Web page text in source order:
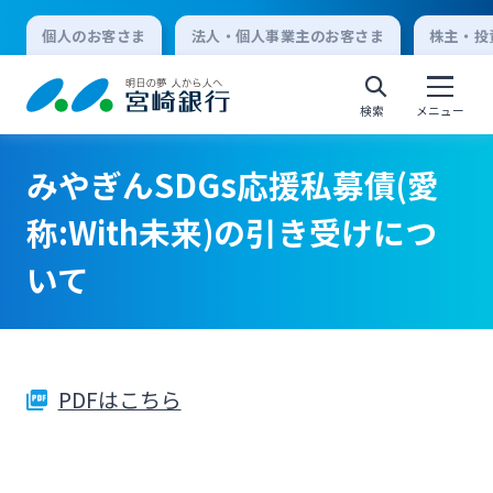
個人のお客さま 法人・個人事業主のお客さま 株主・
検索 メニュー
個人向けインターネットバンキング
みやぎんSDGs応援私募債(愛
称:With未来)の引き受けにつ
いて
PDFはこちら